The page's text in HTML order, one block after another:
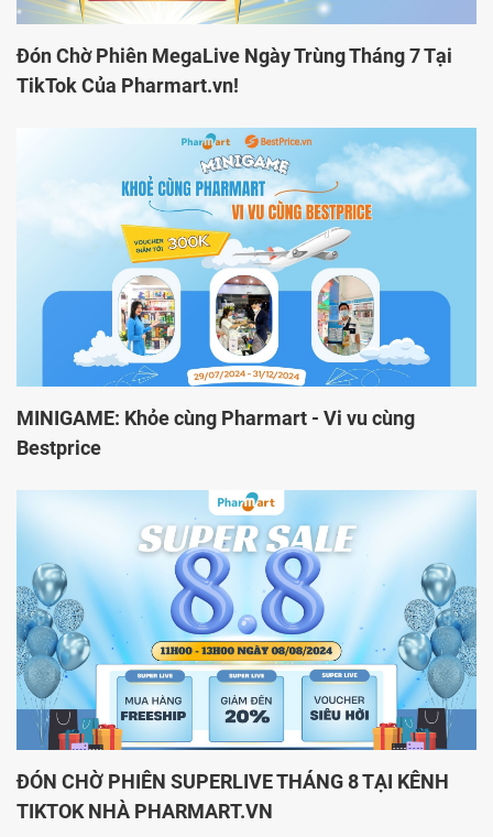
Đón Chờ Phiên MegaLive Ngày Trùng Tháng 7 Tại
TikTok Của Pharmart.vn!
MINIGAME: Khỏe cùng Pharmart - Vi vu cùng
Bestprice
ĐÓN CHỜ PHIÊN SUPERLIVE THÁNG 8 TẠI KÊNH
TIKTOK NHÀ PHARMART.VN